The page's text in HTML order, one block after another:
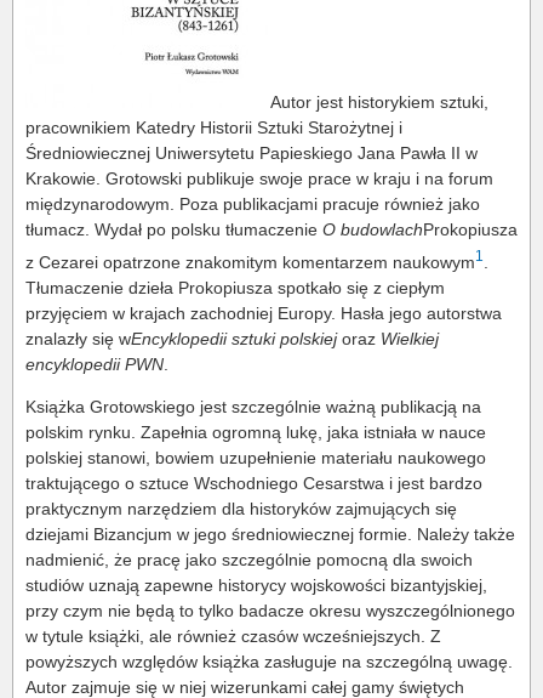
Autor jest historykiem sztuki,
pracownikiem Katedry Historii Sztuki Starożytnej i
Średniowiecznej Uniwersytetu Papieskiego Jana Pawła II w
Krakowie. Grotowski publikuje swoje prace w kraju i na forum
międzynarodowym. Poza publikacjami pracuje również jako
tłumacz. Wydał po polsku tłumaczenie O budowlachProkopiusza
z Cezarei opatrzone znakomitym komentarzem naukowym1
Tłumaczenie dzieła Prokopiusza spotkało się z ciepłym
przyjęciem w krajach zachodniej Europy. Hasła jego autorstwa
znalazły się wEncyklopedii sztuki polskiejoraz Wielkiej
encyklopedii PWN
Książka Grotowskiego jest szczególnie ważną publikacją na
polskim rynku. Zapełnia ogromną lukę, jaka istniała w nauce
polskiej stanowi, bowiem uzupełnienie materiału naukowego
traktującego o sztuce Wschodniego Cesarstwa i jest bardzo
praktycznym narzędziem dla historyków zajmujących się
dziejami Bizancjum w jego średniowiecznej formie. Należy także
nadmienić, że pracę jako szczególnie pomocną dla swoich
studiów uznają zapewne historycy wojskowości bizantyjskiej,
przy czym nie będą to tylko badacze okresu wyszczególnionego
w tytule książki, ale również czasów wcześniejszych. Z
powyższych względów książka zasługuje na szczególną uwagę.
Autor zajmuje się w niej wizerunkami całej gamy świętych